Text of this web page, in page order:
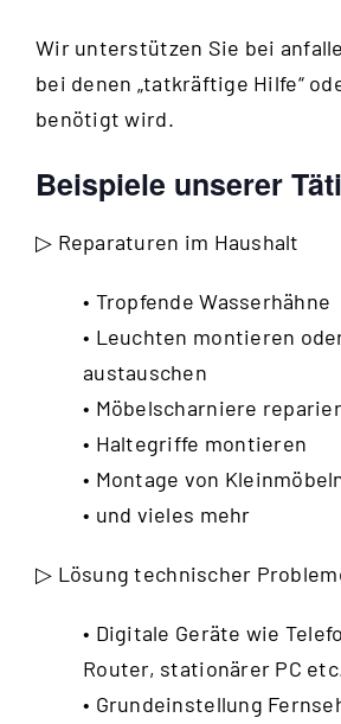
Wir unterstützen Sie bei
bei denen „tatkräftige Hilfe“
benötigt wird.
Beispiele unserer
▷ Reparaturen im Haushalt
• Tropfende Wasserhähne
• Leuchten montieren
austauschen
• Möbelscharniere
• Haltegriffe montieren
• Montage von
• und vieles mehr
▷ Lösung technischer
• Digitale Geräte wie
Router, stationärer PC
• Grundeinstellung